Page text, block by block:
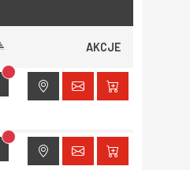
AKCJE
Brak dostępu do lokalizacji
Brak dostępu do lokalizacji